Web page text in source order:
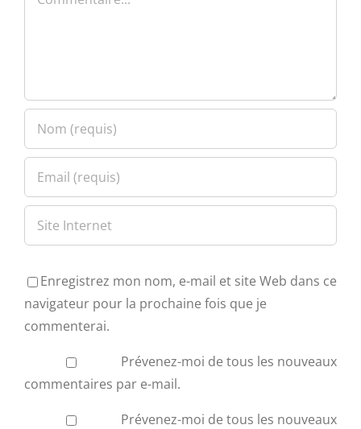
Enregistrez mon nom, e-mail et site Web dans ce
navigateur pour la prochaine fois que je
commenterai.
Prévenez-moi de tous les nouveaux
commentaires par e-mail.
Prévenez-moi de tous les nouveaux